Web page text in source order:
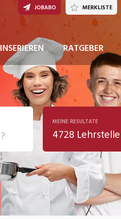
INSERIEREN RATGEBER
JOBABO MERKLISTE
MEINE RESULTATE
4728